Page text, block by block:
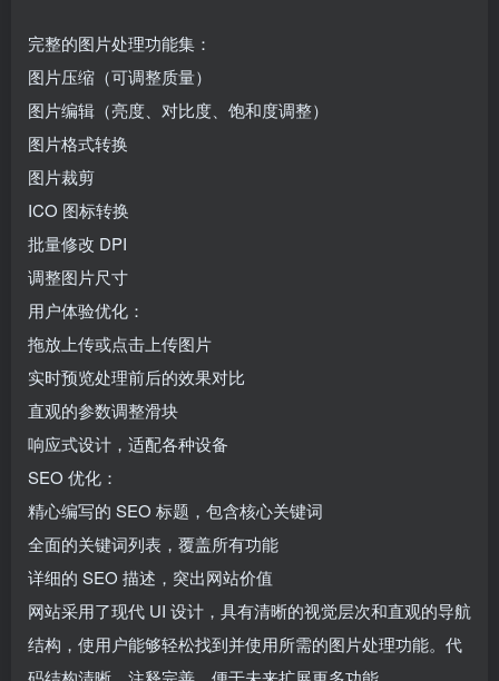
完整的图片处理功能集：
图片压缩（可调整质量）
图片编辑（亮度、对比度、饱和度调整）
图片格式转换
图片裁剪
ICO 图标转换
批量修改 DPI
调整图片尺寸
用户体验优化：
拖放上传或点击上传图片
实时预览处理前后的效果对比
直观的参数调整滑块
响应式设计，适配各种设备
SEO 优化：
精心编写的 SEO 标题，包含核心关键词
全面的关键词列表，覆盖所有功能
详细的 SEO 描述，突出网站价值
网站采用了现代 UI 设计，具有清晰的视觉层次和直观的导航
结构，使用户能够轻松找到并使用所需的图片处理功能。代